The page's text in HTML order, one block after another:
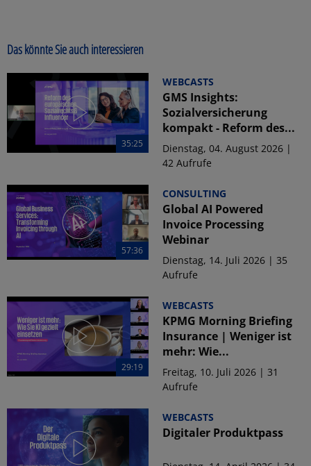
Das könnte Sie auch interessieren
35:25
WEBCASTS
GMS Insights:
Sozialversicherung
kompakt - Reform des...
Dienstag, 04. August 2026 |
42 Aufrufe
57:36
CONSULTING
Global AI Powered
Invoice Processing
Webinar
Dienstag, 14. Juli 2026 | 35
Aufrufe
29:19
WEBCASTS
KPMG Morning Briefing
Insurance | Weniger ist
mehr: Wie...
Freitag, 10. Juli 2026 | 31
Aufrufe
WEBCASTS
Digitaler Produktpass